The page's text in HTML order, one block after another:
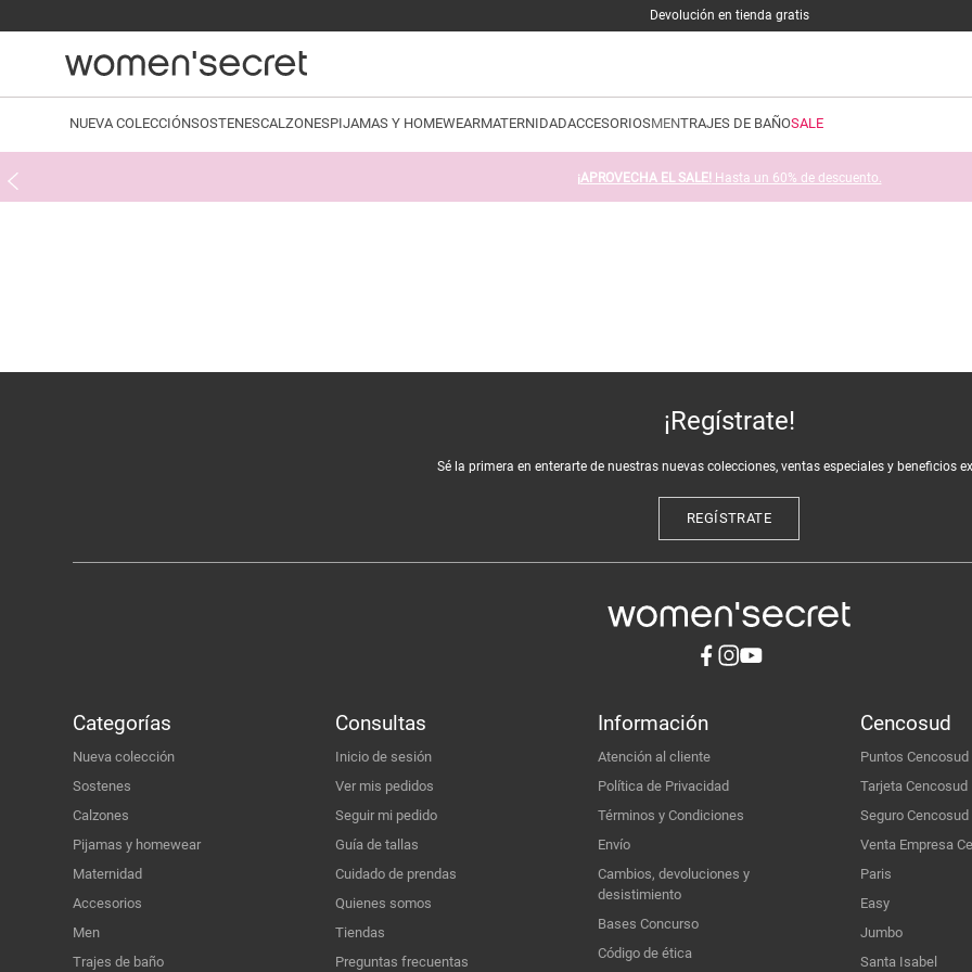
Devolución en tienda gratis
NUEVA COLECCIÓNSOSTENESCALZONESPIJAMAS Y HOMEWEARMATERNIDADACCESORIOSMENTRAJES DE BAÑOSALE
¡APROVECHA EL SALE! Hasta un 60% de descuento.
¡Regístrate!
Sé la primera en enterarte de nuestras nuevas colecciones, ventas especiales y beneficios
REGÍSTRATE
Categorías
Nueva colección
Sostenes
Calzones
Pijamas y homewear
Maternidad
Accesorios
Men
Trajes de baño
Consultas
Inicio de sesión
Ver mis pedidos
Seguir mi pedido
Guía de tallas
Cuidado de prendas
Quienes somos
Tiendas
Preguntas frecuentas
Información
Atención al cliente
Política de Privacidad
Términos y Condiciones
Envío
Cambios, devoluciones y
desistimiento
Bases Concurso
Código de ética
Cencosud
Puntos Cencosud
Tarjeta Cencosud
Seguro Cencosud
Venta Empresa
Paris
Easy
Jumbo
Santa Isabel